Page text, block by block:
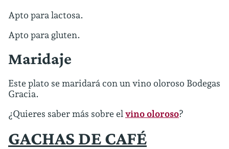
Apto para lactosa.
Apto para gluten.
Maridaje
Este plato se maridará con un vino oloroso Bodegas
Gracia.
¿Quieres saber más sobre el vino oloroso?
GACHAS DE CAFÉ